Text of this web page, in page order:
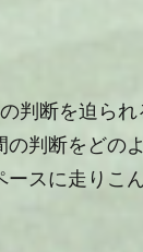
判断を迫ら
判断をどの
スに走りこ